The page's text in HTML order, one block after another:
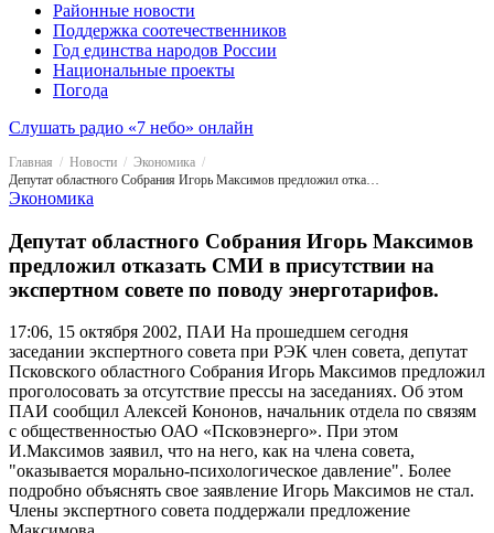
Районные новости
Поддержка соотечественников
Год единства народов России
Национальные проекты
Погода
Слушать радио «7 небо» онлайн
Главная Новости
Экономика
Депутат областного Собрания Игорь Максимов предложил отказать СМИ в присутствии на экспертном совете по поводу энерготарифов.
Экономика
Депутат областного Собрания Игорь Максимов
предложил отказать СМИ в присутствии на
экспертном совете по поводу энерготарифов.
17:06, 15 октября 2002, ПАИ На прошедшем сегодня
заседании экспертного совета при РЭК член совета, депутат
Псковского областного Собрания Игорь Максимов предложил
проголосовать за отсутствие прессы на заседаниях. Об этом
ПАИ сообщил Алексей Кононов, начальник отдела по связям
с общественностью ОАО «Псковэнерго». При этом
И.Максимов заявил, что на него, как на члена совета,
"оказывается морально-психологическое давление". Более
подробно объяснять свое заявление Игорь Максимов не стал.
Члены экспертного совета поддержали предложение